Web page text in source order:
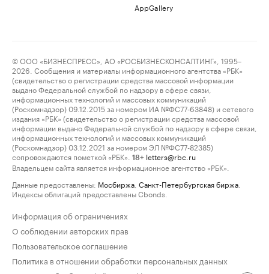
AppGallery
© ООО «БИЗНЕСПРЕСС», АО «РОСБИЗНЕСКОНСАЛТИНГ», 1995–
2026. Сообщения и материалы информационного агентства «РБК»
(свидетельство о регистрации средства массовой информации
выдано Федеральной службой по надзору в сфере связи,
информационных технологий и массовых коммуникаций
(Роскомнадзор) 09.12.2015 за номером ИА №ФС77-63848) и сетевого
издания «РБК» (свидетельство о регистрации средства массовой
информации выдано Федеральной службой по надзору в сфере связи,
информационных технологий и массовых коммуникаций
(Роскомнадзор) 03.12.2021 за номером ЭЛ №ФС77-82385)
сопровождаются пометкой «РБК».
18+ letters@rbc.ru
Владельцем сайта является информационное агентство «РБК».
Данные предоставлены: Мосбиржа Санкт-Петербургская биржа
Индексы облигаций предоставлены Cbonds.
Информация об ограничениях
О соблюдении авторских прав
Пользовательское соглашение
Политика в отношении обработки персональных данных